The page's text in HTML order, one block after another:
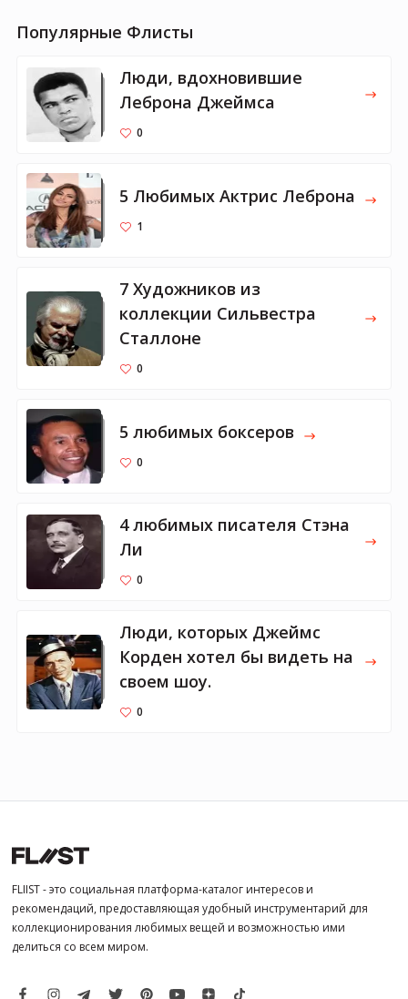
Популярные Флисты
Люди, вдохновившие
Леброна Джеймса
0
5 Любимых Актрис Леброна
1
7 Художников из
коллекции Сильвестра
Сталлоне
0
5 любимых боксеров
0
4 любимых писателя Стэна
Ли
0
Люди, которых Джеймс
Корден хотел бы видеть на
своем шоу.
0
FLIIST - это социальная платформа-каталог интересов и
рекомендаций, предоставляющая удобный инструментарий для
коллекционирования любимых вещей и возможностью ими
делиться со всем миром.